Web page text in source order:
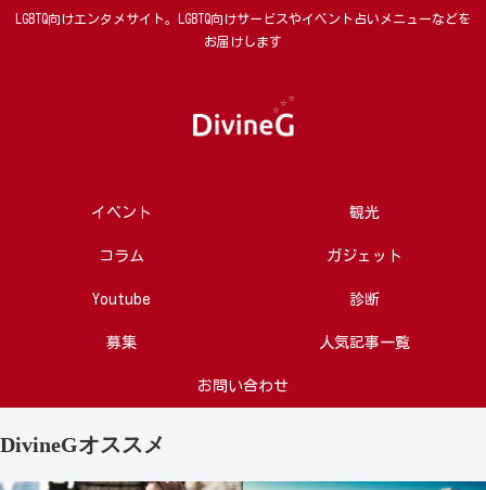
LGBTQ向けエンタメサイト。LGBTQ向けサービスやイベント占いメニューなどを
お届けします
イベント 観光
コラム ガジェット
Youtube 診断
募集 人気記事一覧
お問い合わせ
DivineGオススメ